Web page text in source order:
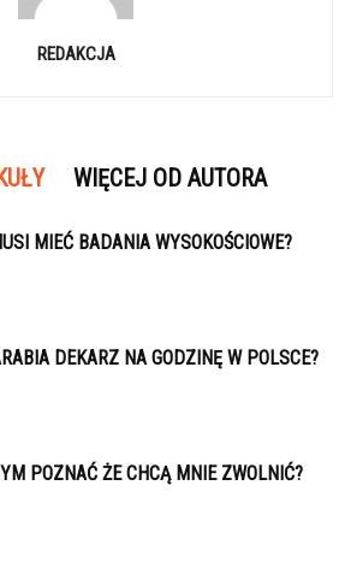
REDAKCJA
WIĘCEJ OD AUTORA
MIEĆ BADANIA WYSOKOŚCIOWE?
DEKARZ NA GODZINĘ W POLSCE?
POZNAĆ ŻE CHCĄ MNIE ZWOLNIĆ?